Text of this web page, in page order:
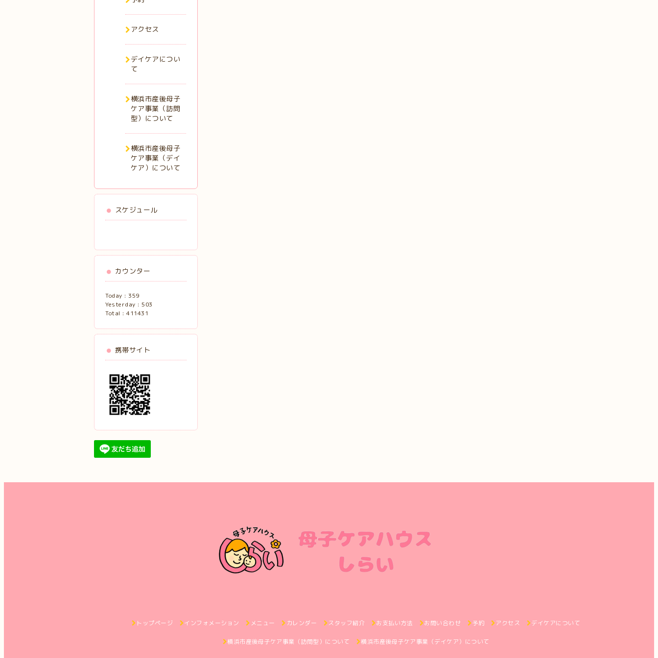
アクセス
デイケアについ
て
横浜市産後母子
ケア事業（訪問
型）について
横浜市産後母子
ケア事業（デイ
ケア）について
スケジュール
カウンター
Today : 359
Yesterday : 503
Total : 411431
携帯サイト
トップページ インフォメーション メニュー カレンダー スタッフ紹介 お支払い方法 お問い合わせ 予約 アクセス デイケアについて
横浜市産後母子ケア事業（訪問型）について 横浜市産後母子ケア事業（デイケア）について